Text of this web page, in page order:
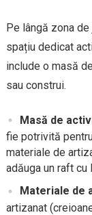
Pe lângă zona
spațiu dedicat
include o masă
sau construi.
Masă de
fie potrivită
materiale de
adăuga un raft
Materiale de
artizanat